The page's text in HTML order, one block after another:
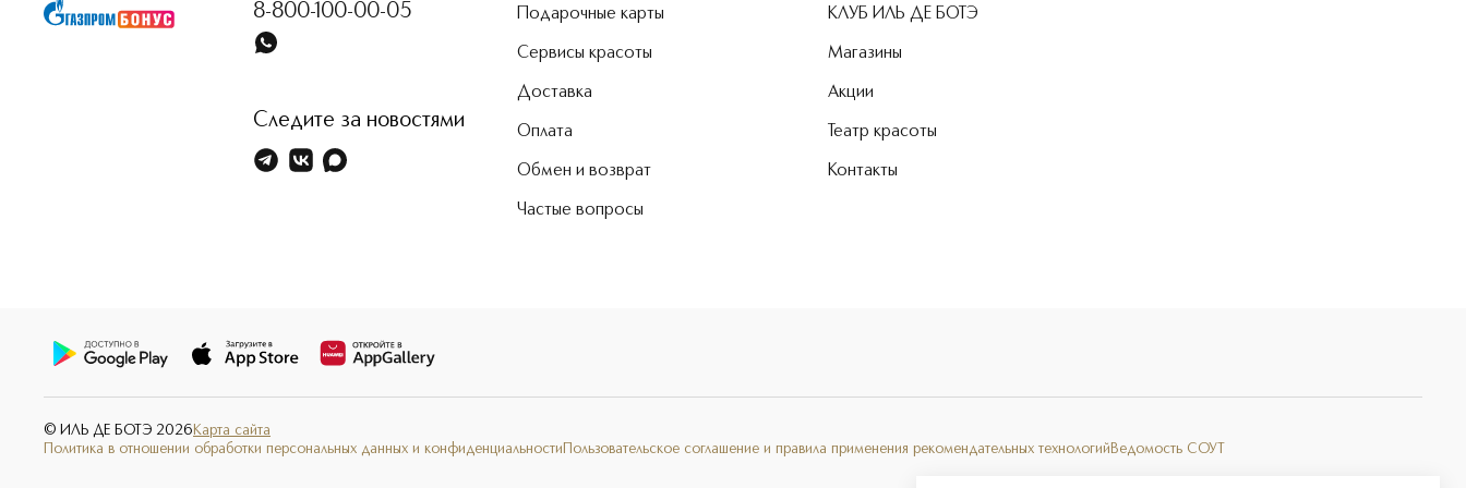
8-800-100-00-05
Следите за новостями
Подарочные карты
Сервисы красоты
Доставка
Оплата
Обмен и возврат
Частые вопросы
КЛУБ ИЛЬ ДЕ БОТЭ
Магазины
Акции
Театр красоты
Контакты
© ИЛЬ ДЕ БОТЭ 2026 Карта сайта
Политика в отношении обработки персональных данных и конфиденциальности Пользовательское соглашение и правила применения рекомендательных технологий Ведомость СОУТ